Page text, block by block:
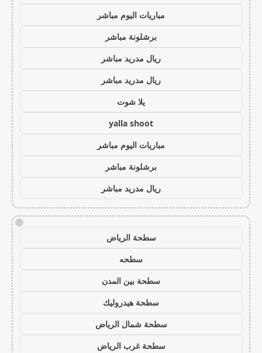
مباريات اليوم مباشر
برشلونة مباشر
ريال مدريد مباشر
ريال مدريد مباشر
يلا شوت
yalla shoot
مباريات اليوم مباشر
برشلونة مباشر
ريال مدريد مباشر
!
سطحة الرياض
سطحه
سطحة بين المدن
سطحة هيدروليك
سطحة شمال الرياض
سطحة غرب الرياض